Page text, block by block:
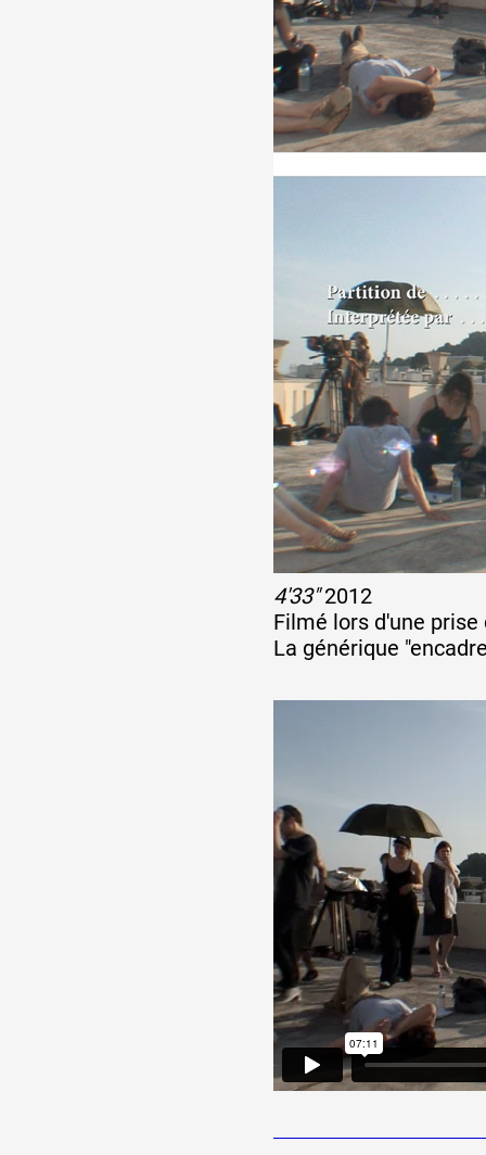
Formation
Événements
1% œuvres
De A à Z
Année par année
Candidater
4'33"2012
Filmé lors d'une
La générique